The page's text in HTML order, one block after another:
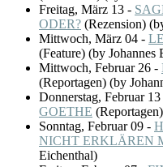
Freitag, März 13 -
ODER? (Rezension)
Mittwoch, März 04 -
(Feature) (by Johannes
Mittwoch, Februar 26 -
(Reportagen) (by
Donnerstag, Februar 13
GOETHE (Reportagen)
Sonntag, Februar 09 -
NICHT ERKLÄREN
Eichenthal)